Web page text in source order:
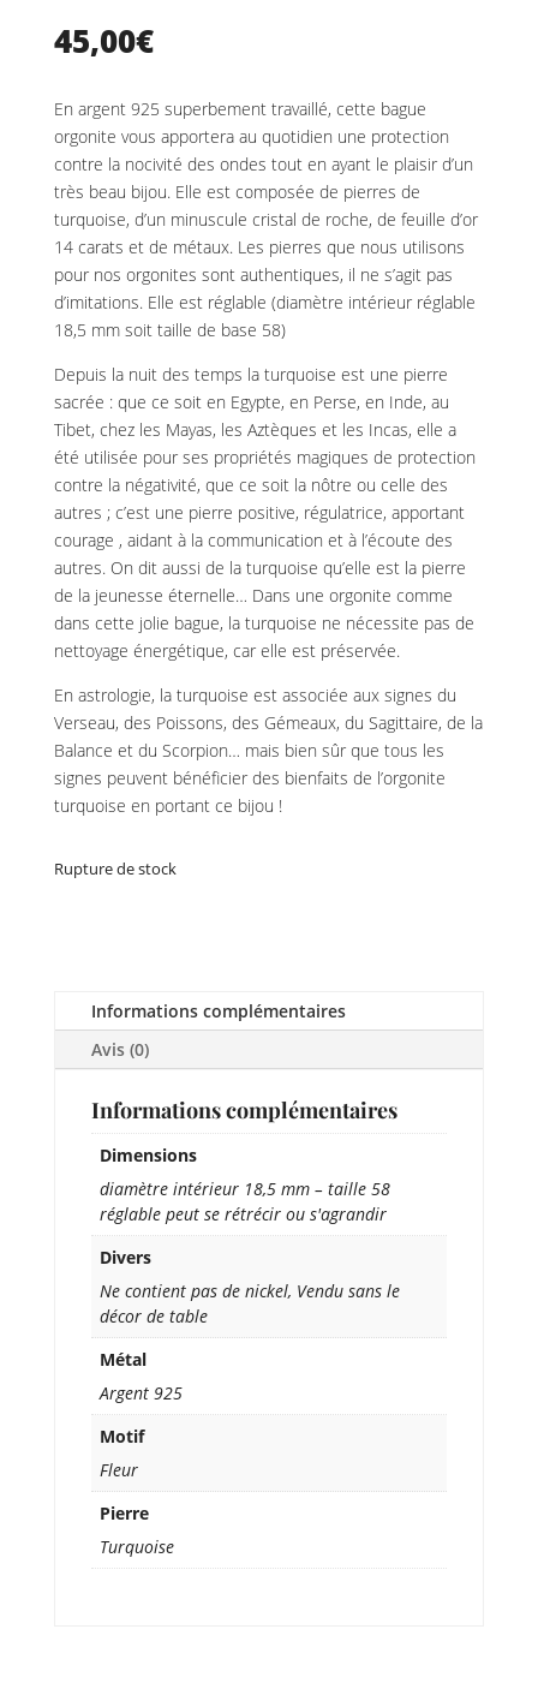
45,00€
En argent 925 superbement travaillé, cette bague
orgonite vous apportera au quotidien une protection
contre la nocivité des ondes tout en ayant le plaisir d’un
très beau bijou. Elle est composée de pierres de
turquoise, d’un minuscule cristal de roche, de feuille d’or
14 carats et de métaux. Les pierres que nous utilisons
pour nos orgonites sont authentiques, il ne s’agit pas
d’imitations. Elle est réglable (diamètre intérieur réglable
18,5 mm soit taille de base 58)
Depuis la nuit des temps la turquoise est une pierre
sacrée : que ce soit en Egypte, en Perse, en Inde, au
Tibet, chez les Mayas, les Aztèques et les Incas, elle a
été utilisée pour ses propriétés magiques de protection
contre la négativité, que ce soit la nôtre ou celle des
autres ; c’est une pierre positive, régulatrice, apportant
courage , aidant à la communication et à l’écoute des
autres. On dit aussi de la turquoise qu’elle est la pierre
de la jeunesse éternelle… Dans une orgonite comme
dans cette jolie bague, la turquoise ne nécessite pas de
nettoyage énergétique, car elle est préservée.
En astrologie, la turquoise est associée aux signes du
Verseau, des Poissons, des Gémeaux, du Sagittaire, de la
Balance et du Scorpion… mais bien sûr que tous les
signes peuvent bénéficier des bienfaits de l’orgonite
turquoise en portant ce bijou !
Rupture de stock
Informations complémentaires
Avis (0)
Informations complémentaires
Dimensions
diamètre intérieur 18,5 mm – taille 58
réglable peut se rétrécir ou s'agrandir
Divers
Ne contient pas de nickel, Vendu sans le
décor de table
Métal
Argent 925
Motif
Fleur
Pierre
Turquoise